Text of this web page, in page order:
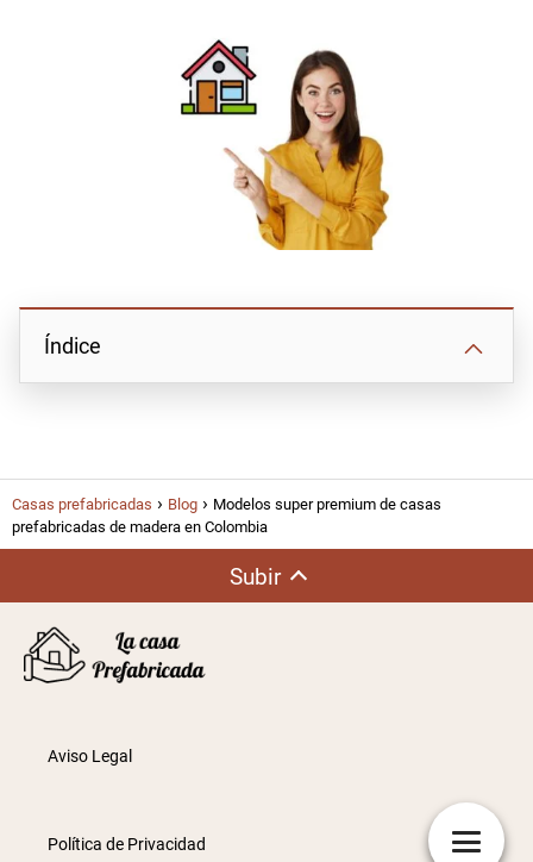
Índice
Casas prefabricadas Blog
Modelos super premium de casas
prefabricadas de madera en Colombia
Subir
Aviso Legal
Política de Privacidad